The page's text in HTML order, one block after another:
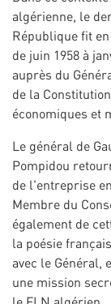
algérienne, le
République fit
de juin 1958 à
auprès du
de la
économiques et
Le général de
Pompidou
de l'entreprise
Membre du
également de
la poésie
avec le Général,
une mission